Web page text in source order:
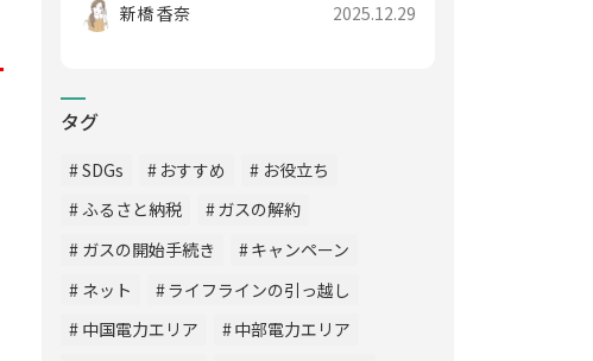
新橋 香奈 2025.12.29
タグ
SDGs おすすめ
お役立ち
ふるさと納税
ガスの解約
ガスの開始手続き
キャンペーン
ネット
ライフラインの引っ越し
中国電力エリア
中部電力エリア